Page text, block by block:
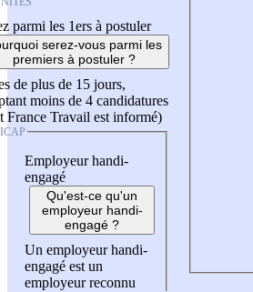
parmi les 1ers à postuler
serez-vous parmi les
premiers à postuler ?
de plus de 15 jours,
moins de 4 candidatures
France Travail est informé)
Employeur handi-
engagé
Qu'est-ce qu'un
employeur handi-
engagé ?
Un employeur handi-
engagé est un
employeur reconnu